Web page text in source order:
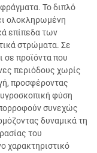
Το διπλό
ολοκληρωμένη
επίπεδα των
στρώματα. Σε
σε προϊόντα που
περιόδους χωρίς
προσφέροντας
φύση
συνεχώς
δυναμικά τη
του
χαρακτηριστικό